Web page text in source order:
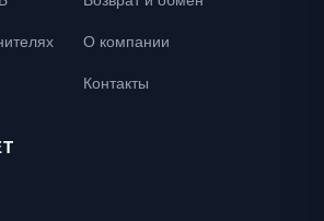
О компании
Контакты